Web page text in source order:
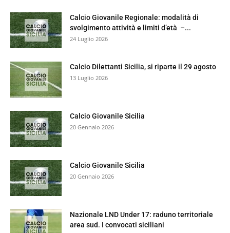
Calcio Giovanile Regionale: modalità di
svolgimento attività e limiti d’età –...
24 Luglio 2026
Calcio Dilettanti Sicilia, si riparte il 29 agosto
13 Luglio 2026
Calcio Giovanile Sicilia
20 Gennaio 2026
Calcio Giovanile Sicilia
20 Gennaio 2026
Nazionale LND Under 17: raduno territoriale
area sud. I convocati siciliani